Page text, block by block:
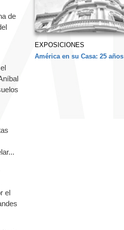
de
el
EXPOSICIONES
América en su Casa: 25 años